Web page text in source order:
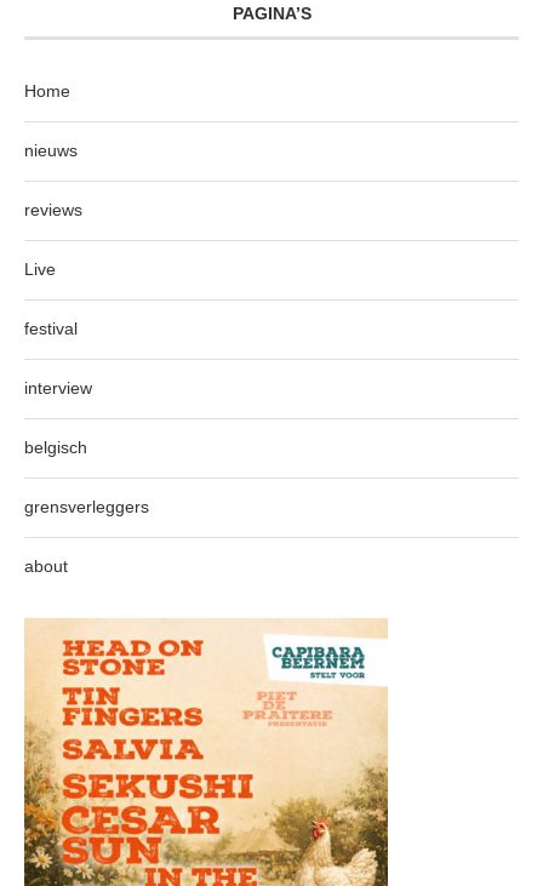
PAGINA’S
Home
nieuws
reviews
Live
festival
interview
belgisch
grensverleggers
about